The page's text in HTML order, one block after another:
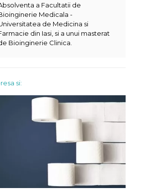
a Facultatii de
Medicala -
de Medicina si
din Iasi, si a unui masterat
Bioinginerie Clinica.
si: